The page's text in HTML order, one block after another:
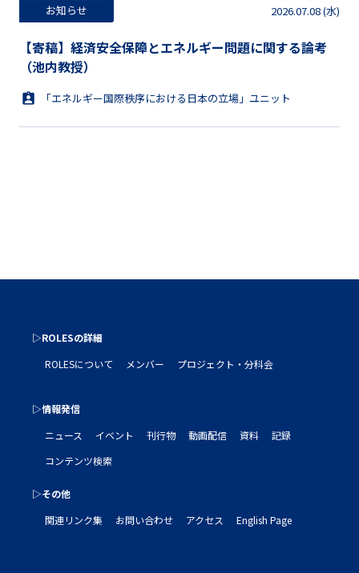
お知らせ 2026.07.08 (水)
【寄稿】経済安全保障とエネルギー問題に関する論考
（池内教授）
「エネルギー国際秩序における日本の立場」ユニット
▷ROLESの詳細
ROLESについて
メンバー プロジェクト・分科会
▷情報発信
ニュース
イベント 刊行物 動画配信 資料
記録
コンテンツ検索
▷その他
関連リンク集
お問い合わせ アクセス English Page